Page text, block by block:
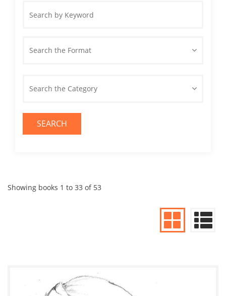
by
Search the Format
Search the Category
SEARCH
Showing books 1 to 33 of 53